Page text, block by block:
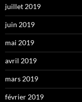
juillet 2019
juin 2019
mai 2019
avril 2019
mars 2019
février 2019